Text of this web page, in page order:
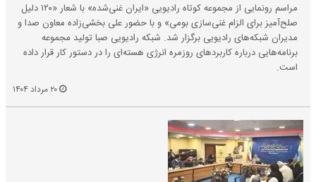
مراسم رونمایی از مجموعه کوتاه رادیویی «ایران غنی‌شده» با شعار «۱۲۰ دلیل
صلح‌آمیز برای الزام غنی‌سازی بومی» و با حضور علی بخشی‌زاده معاون صدا و
مدیران شبکه‌های رادیویی برگزار شد. شبکه رادیویی صبا تولید مجموعه
برنامه‌هایی درباره کاربردهای روزمره انرژی هسته‌ای را در دستور کار قرار داده
است.